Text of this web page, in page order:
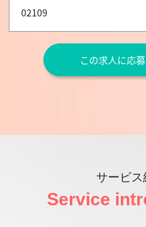
02109
この求人に応
サービス
Service